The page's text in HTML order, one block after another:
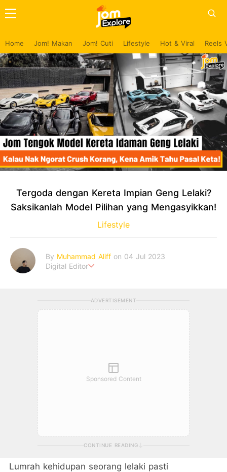
Home Jom! Makan Jom! Cuti Lifestyle Hot & Viral Reels
Tergoda dengan Kereta Impian Geng Lelaki?
Saksikanlah Model Pilihan yang Mengasyikkan!
Lifestyle
By Muhammad Aliff on 04 Jul 2023
Digital Editor
ADVERTISEMENT
Sponsored Content
CONTINUE READING
Lumrah kehidupan seorang lelaki pasti